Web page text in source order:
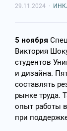
29.11.2024 ·
5 ноября
Виктория
студентов
и дизайна.
составлять
рынке труда.
опыт работы
при